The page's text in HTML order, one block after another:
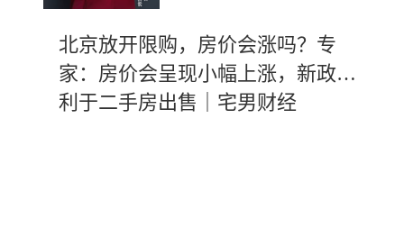
北京放开限购，房价会涨吗？专
家：房价会呈现小幅上涨，新政有
利于二手房出售｜宅男财经